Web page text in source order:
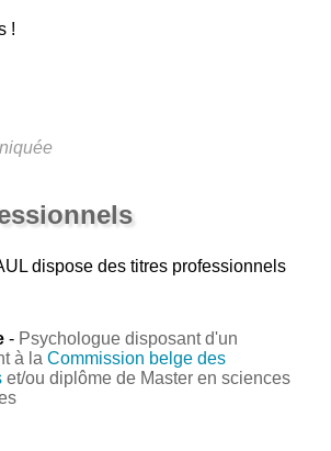
!
dispose des titres professionnels
- Psychologue disposant d'un
à laCommission belge des
et/ou diplôme de Master en sciences